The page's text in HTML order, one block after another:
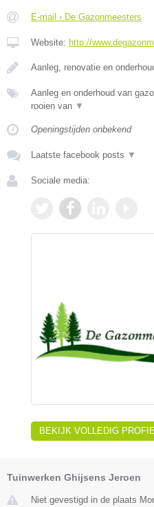
E-mail › De Gazonmeesters
Website: http://
Aanleg, renovatie en
Aanleg en onderhoud van
rooien van ▼
Openingstijden onbekend
Laatste facebook posts ▼
Sociale media:
BEKIJK VOLLEDIG
Tuinwerken Ghijsens Jeroen
Niet gevestigd in de plaats